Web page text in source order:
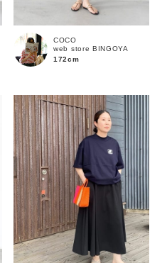
在庫なし含む
COCO
web store BINGOYA
172cm